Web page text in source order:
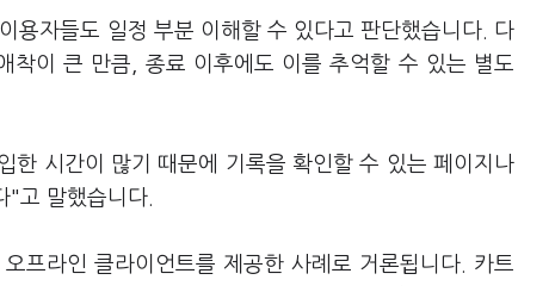
용자들도 일정 부분 이해할 수 있다고 판단했습니다. 다
착이 큰 만큼, 종료 이후에도 이를 추억할 수 있는 별도
한 시간이 많기 때문에 기록을 확인할 수 있는 페이지나
"고 말했습니다.
프라인 클라이언트를 제공한 사례로 거론됩니다. 카트